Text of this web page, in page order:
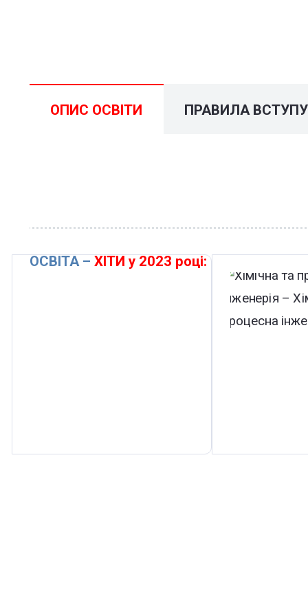
ОПИС ОСВІТИ ПРАВИЛА ВСТУПУ
ОСВІТА – ХІТИ у 2023 році: